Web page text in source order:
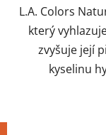
L.A. Colors
který
zvyšuje její
kyselinu